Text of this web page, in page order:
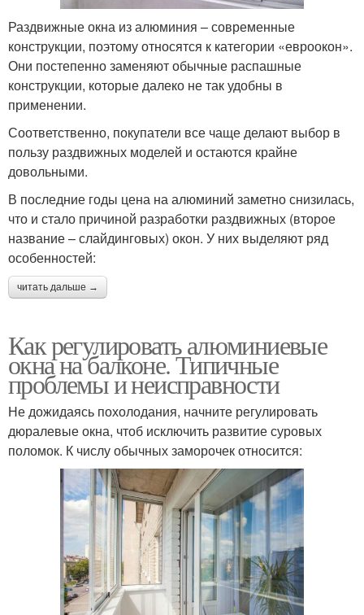
Раздвижные окна из алюминия – современные
конструкции, поэтому относятся к категории «евроокон».
Они постепенно заменяют обычные распашные
конструкции, которые далеко не так удобны в
применении.
Соответственно, покупатели все чаще делают выбор в
пользу раздвижных моделей и остаются крайне
довольными.
В последние годы цена на алюминий заметно снизилась,
что и стало причиной разработки раздвижных (второе
название – слайдинговых) окон. У них выделяют ряд
особенностей:
читать дальше →
Как регулировать алюминиевые
окна на балконе. Типичные
проблемы и неисправности
Не дожидаясь похолодания, начните регулировать
дюралевые окна, чтоб исключить развитие суровых
поломок. К числу обычных заморочек относится: